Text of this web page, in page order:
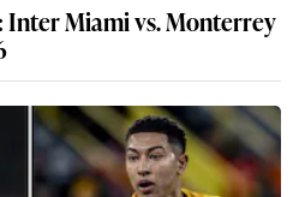
Inter Miami vs. Monterrey